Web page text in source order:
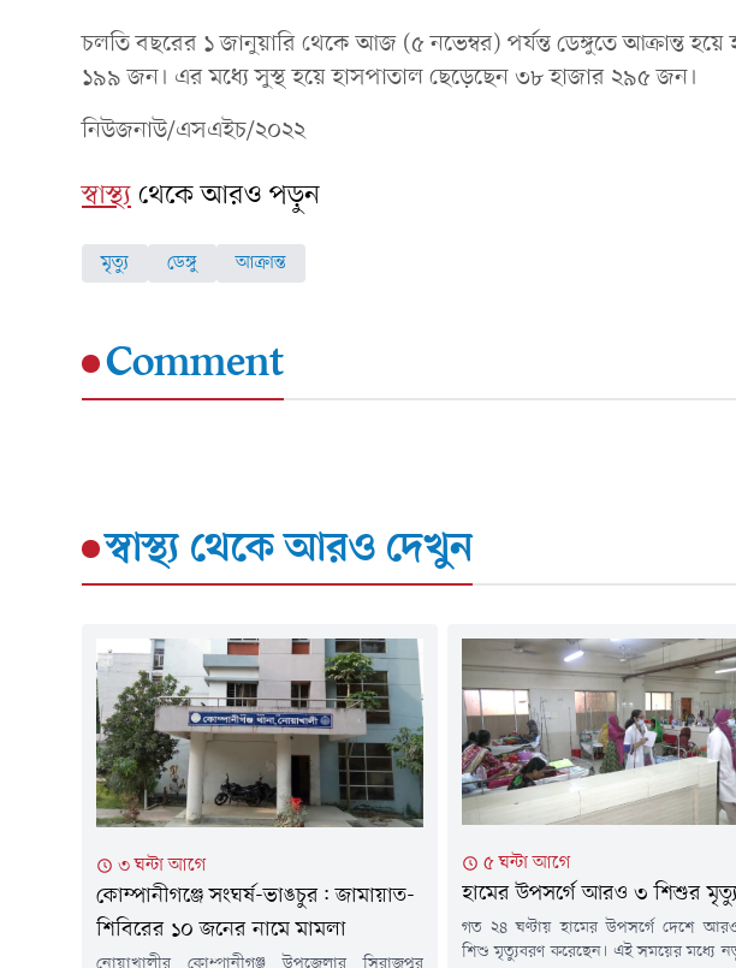
চলতি বছরের ১ জানুয়ারি থেকে আজ (৫ নভেম্বর) পর্যন্ত ডেঙ্গুতে আক্রান্ত হয়ে
১৯৯ জন। এর মধ্যে সুস্থ হয়ে হাসপাতাল ছেড়েছেন ৩৮ হাজার ২৯৫ জন।
নিউজনাউ/এসএইচ/২০২২
স্বাস্থ্যথেকে আরও পড়ুন
মৃত্যু ডেঙ্গু আক্রান্ত
Comment
স্বাস্থ্য থেকে আরও দেখুন
৩ ঘন্টা আগে
কোম্পানীগঞ্জে সংঘর্ষ-ভাঙচুর: জামায়াত-
শিবিরের ১০ জনের নামে মামলা
৫ ঘন্টা আগে
হামের উপসর্গে আরও ৩ শিশুর
গত ২৪ ঘণ্টায় হামের উপসর্গে দেশে
শিশু মৃত্যুবরণ করেছেন। এই সময়ের মধ্যে